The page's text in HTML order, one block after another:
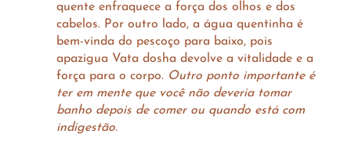
quente enfraquece a força dos olhos e dos
cabelos. Por outro lado, a água quentinha é
bem-vinda do pescoço para baixo, pois
apazigua Vata dosha devolve a vitalidade e a
força para o corpo. Outro ponto importante é
ter em mente que você não deveria tomar
banho depois de comer ou quando está com
indigestão.